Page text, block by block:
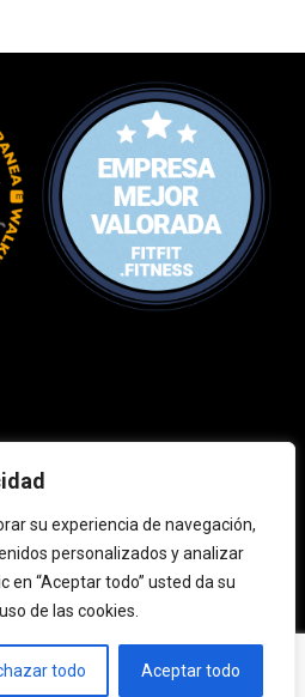
su experiencia de navegación,
personalizados y analizar
en “Aceptar todo” usted da su
de las cookies.
todo Aceptar todo